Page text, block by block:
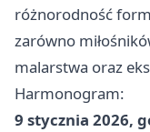
różnorodność
zarówno
malarstwa oraz
Harmonogram:
9 stycznia 2026,